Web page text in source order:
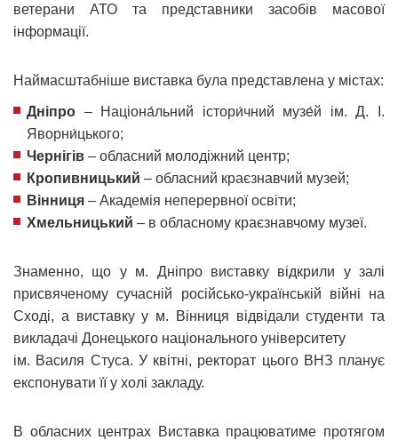
ветерани АТО та представники засобів масової
інформації.
Наймасштабніше виставка була представлена у містах:
Дніпро – Націона́льний істори́чний музе́й ім. Д. І.
Яворни́цького;
Чернігів – обласний молодіжний центр;
Кропивницький – обласний краєзнавчий музей;
Вінниця – Академія неперервної освіти;
Хмельницький – в обласному краєзнавчому музеї.
Знаменно, що у м. Дніпро виставку відкрили у залі
присвяченому сучасній російсько-українській війні на
Сході, а виставку у м. Вінниця відвідали студенти та
викладачі Донецького національного університету
ім. Василя Стуса. У квітні, ректорат цього ВНЗ планує
експонувати її у холі закладу.
В обласних центрах Виставка працюватиме протягом